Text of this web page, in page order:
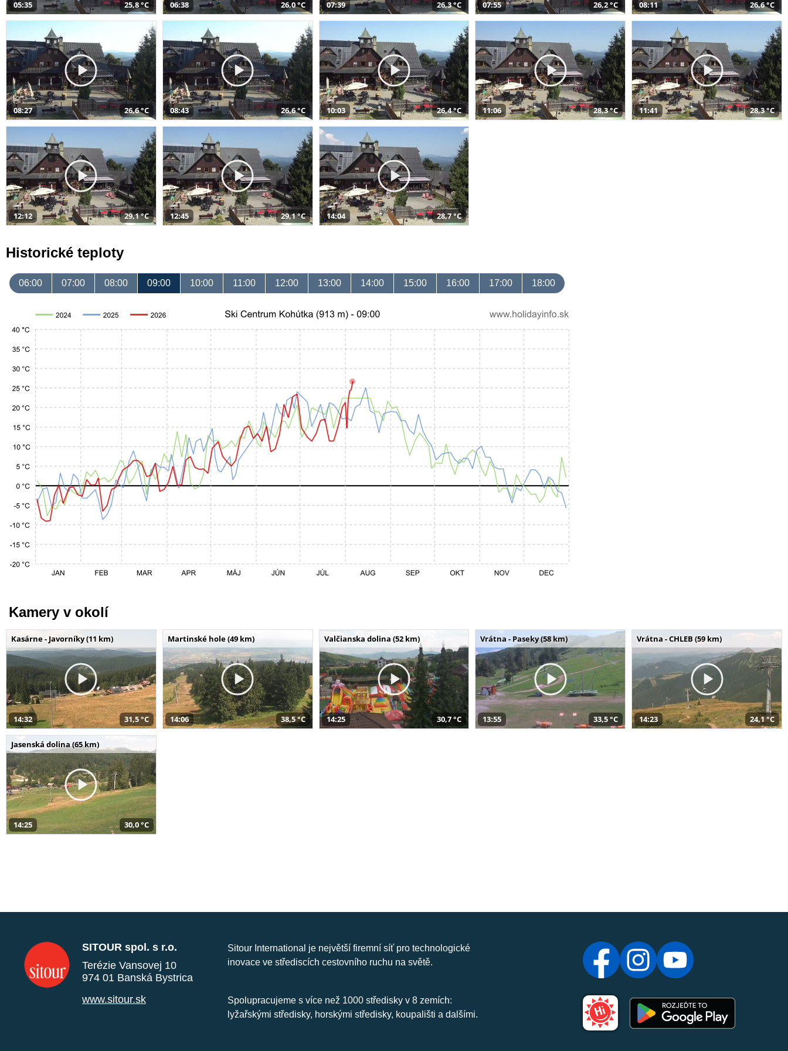
05:35 25,8 °C 06:38 26,0 °C 07:39 26,3 °C 07:55 26,2 °C 08:11 26,6 °C
08:27 26,6 °C 08:43 26,6 °C 10:03 26,4 °C 11:06 28,3 °C 11:41 28,3 °C
12:12 29,1 °C 12:45 29,1 °C 14:04 28,7 °C
Historické teploty
06:00 07:00 08:00 09:00 10:00 11:00 12:00 13:00 14:00 15:00 16:00 17:00 18:00
Kamery v okolí
Kasárne - Javorníky (11 km)
14:32 31,5 °C
Martinské hole (49 km)
14:06 38,5 °C
Valčianska dolina (52 km)
14:25 30,7 °C
Vrátna - Paseky (58 km)
13:55 33,5 °C
Vrátna - CHLEB (59 km)
14:23 24,1 °C
Jasenská dolina (65 km)
14:25 30,0 °C
SITOUR spol. s r.o.
Terézie Vansovej 10
974 01 Banská Bystrica
www.sitour.sk
Sitour International je největší firemní síť pro technologické
inovace ve střediscích cestovního ruchu na světě.
Spolupracujeme s více než 1000 středisky v 8 zemích:
lyžařskými středisky, horskými středisky, koupališti a dalšími.